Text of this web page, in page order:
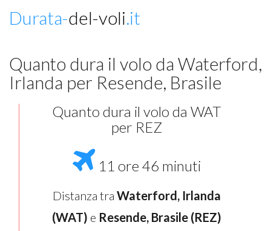
Durata-del-voli.it
Quanto dura il volo da Waterford,
Irlanda per Resende, Brasile
Quanto dura il volo da WAT
per REZ
11 ore 46 minuti
Distanza tra Waterford, Irlanda
(WAT) e Resende, Brasile (REZ)